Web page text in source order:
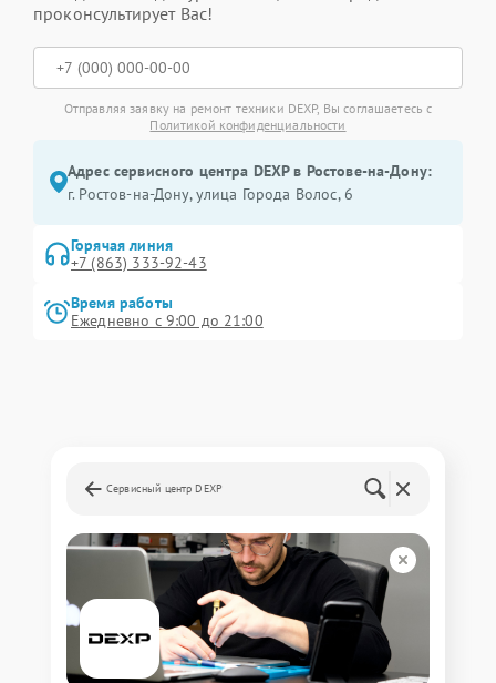
проконсультирует Вас!
Отправляя заявку на ремонт техники DEXP, Вы соглашаетесь с
Политикой конфиденциальности
Адрес сервисного центра DEXP в Ростове-на-Дону:
г. Ростов-на-Дону, улица Города Волос, 6
Горячая линия
+7 (863) 333-92-43
Время работы
Ежедневно с 9:00 до 21:00
Сервисный центр DEXP